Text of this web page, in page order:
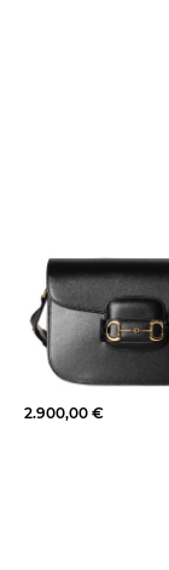
Gucci | Damen
Schultertasche 1955
HORSEBIT M FLAP
2.900,00 €